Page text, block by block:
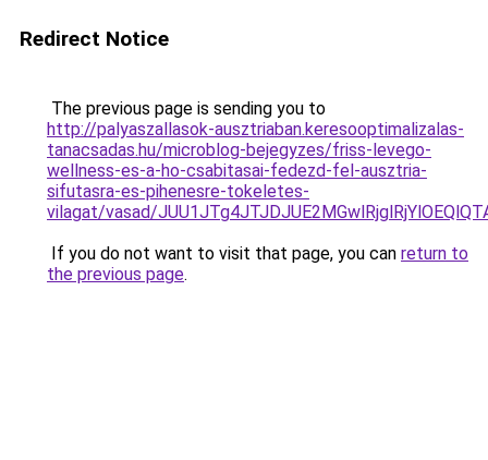
Redirect Notice
The previous page is sending you to
http://palyaszallasok-ausztriaban.keresooptimalizalas-
tanacsadas.hu/microblog-bejegyzes/friss-levego-
wellness-es-a-ho-csabitasai-fedezd-fel-ausztria-
sifutasra-es-pihenesre-tokeletes-
vilagat/vasad/
If you do not want to visit that page, you can return to
the previous page.